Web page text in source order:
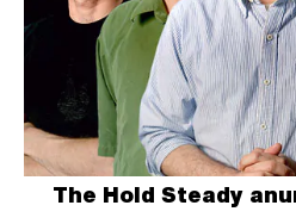
The Hold Steady